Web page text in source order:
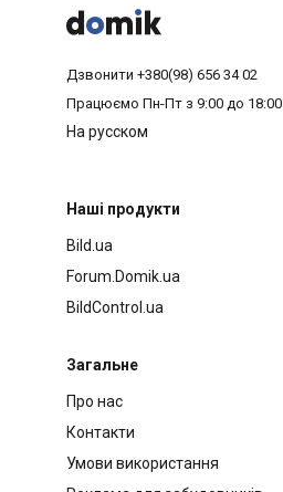



Дзвонити +380(98) 656 34 02
Працюємо Пн-Пт з 9:00 до 18:00
На русском
Наші продукти
Bild.ua
Forum.Domik.ua
BildControl.ua
Загальне
Про нас
Контакти
Умови використання